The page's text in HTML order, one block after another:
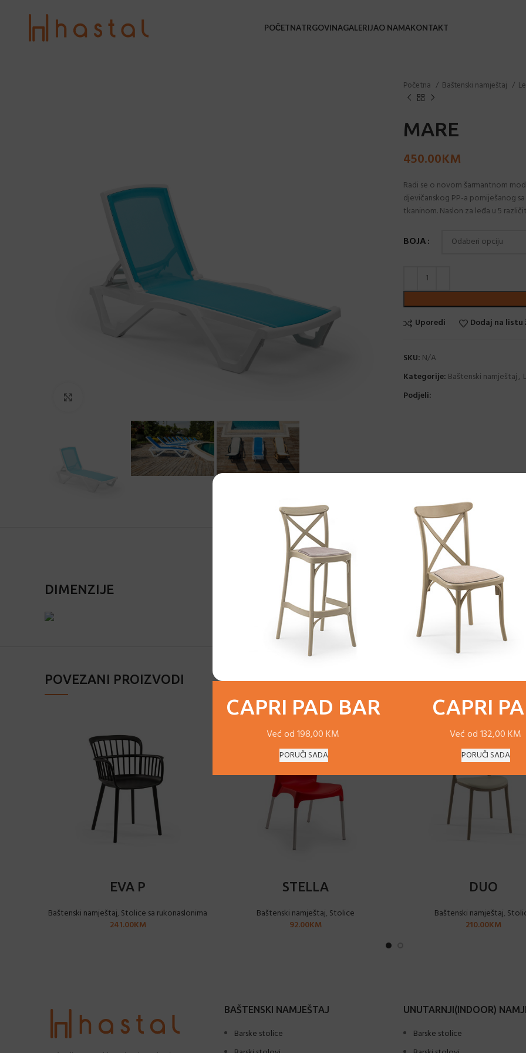
CAPRI PAD BAR
Već od 198,00 KM
CAPRI
Već od 132,00 KM
PORUČI SADA PORUČI SADA
POČETNATRGOVINAGALERIJAO NAMAKONTAKT
Početna Baštenski namještaj
MARE
450.00KM
Radi se o novom šarmantnom
djevičanskog PP-a pomiješanog
tkaninom. Naslon za leđa u 5
BOJA
Uporedi Dodaj na listu
SKU: N/A
Kategorije: Baštenski namještaj,
Podjeli:
DOSTAVA
DIMENZIJE
POVEZANI PROIZVODI
EVA P
Baštenski namještaj, Stolice sa rukonaslonima
241.00KM
STELLA
Baštenski namještaj, Stolice
92.00KM
DUO
Baštenski namještaj,
210.00KM
BAŠTENSKI NAMJEŠTAJ
Barske stolice
UNUTARNJI(INDOOR)
Barske stolice